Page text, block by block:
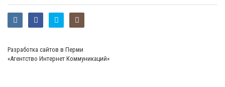
Разработка сайтов в Перми
«Агентство Интернет Коммуникаций»